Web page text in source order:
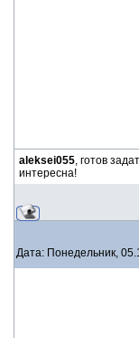
aleksei055, готов
интересна!
Дата: Понедельник,